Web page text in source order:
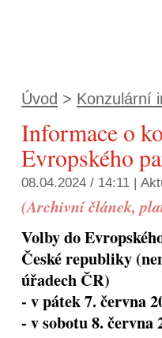
Úvod > Konzulární
Informace o
Evropského
08.04.2024 / 14:11 |
(Archivní článek,
Volby do
České republiky
úřadech ČR)
- v pátek 7. června
- v sobotu 8. června